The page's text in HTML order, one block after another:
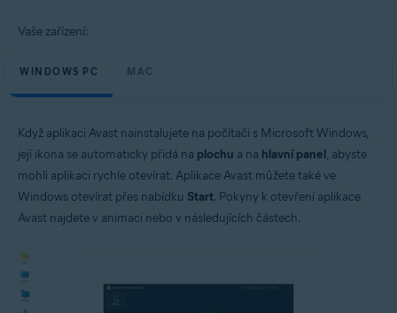
Windows a macOS
Vaše zařízení:
WINDOWS PC MAC
Když aplikaci Avast nainstalujete na počítači s Microsoft Windows,
její ikona se automaticky přidá na plochu a na hlavní panel, abyste
mohli aplikaci rychle otevírat. Aplikace Avast můžete také ve
Windows otevírat přes nabídku Start. Pokyny k otevření aplikace
Avast najdete v animaci nebo v následujících částech.